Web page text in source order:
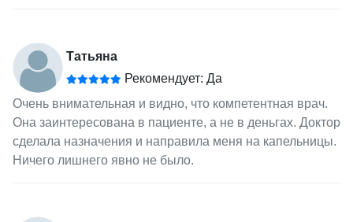
Татьяна
Рекомендует: Да
Очень внимательная и видно, что компетентная врач.
Она заинтересована в пациенте, а не в деньгах. Доктор
сделала назначения и направила меня на капельницы.
Ничего лишнего явно не было.